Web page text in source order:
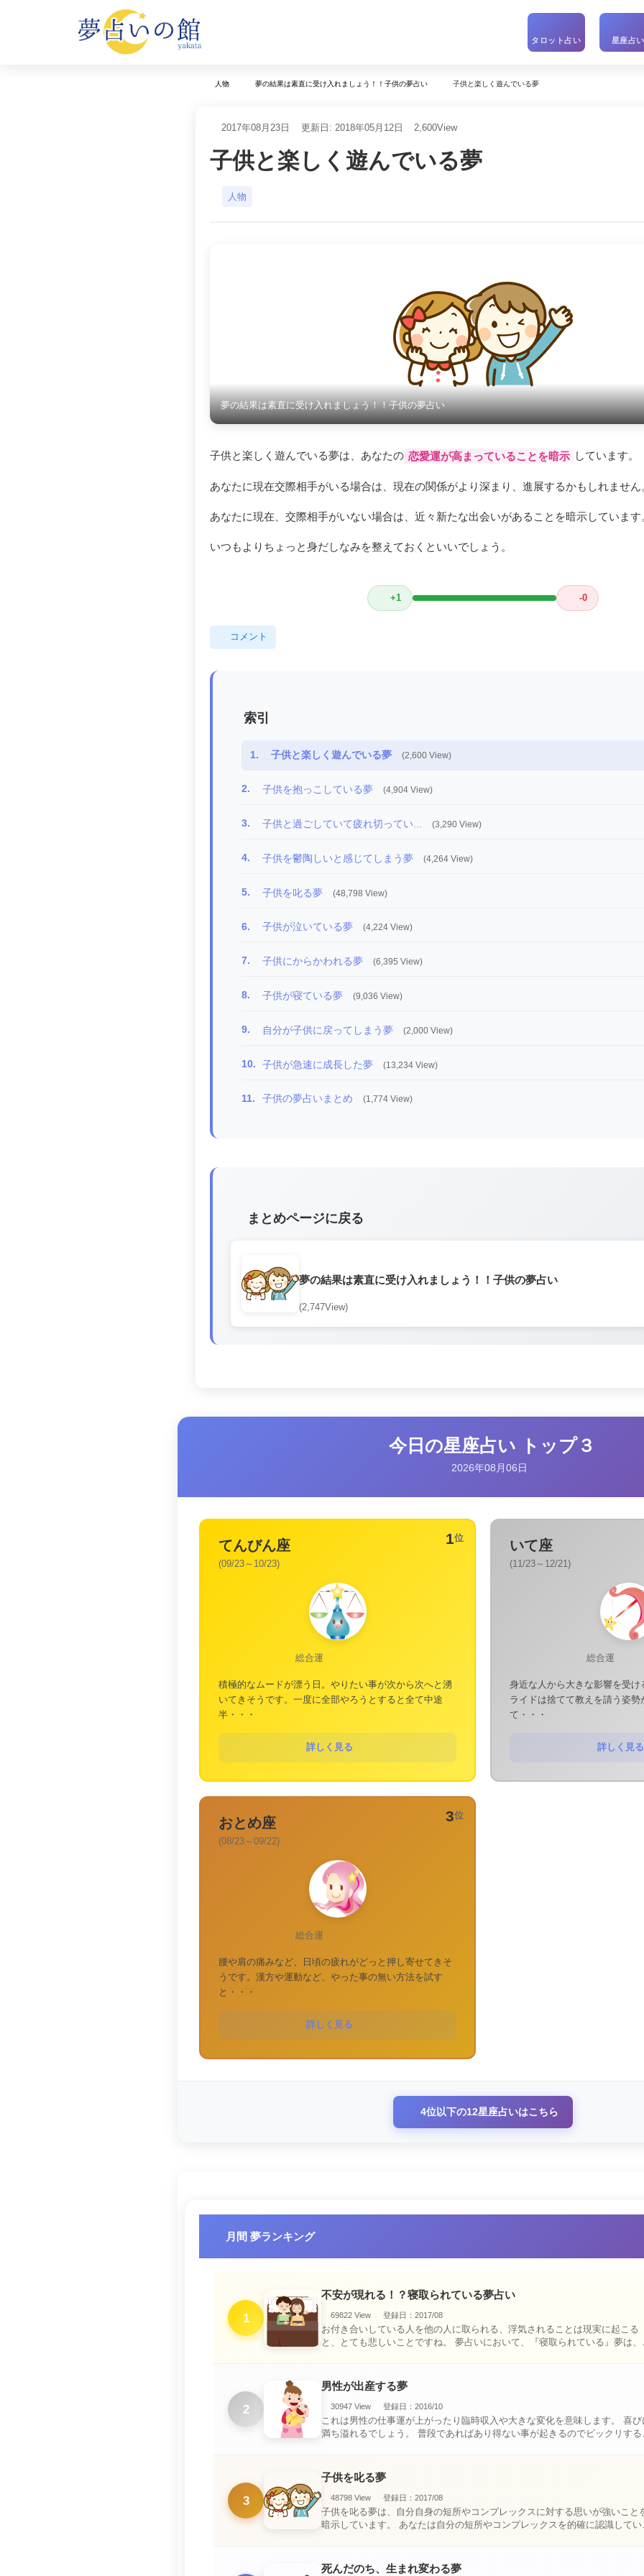
タロット占い 星座占い
人物 夢の結果は素直に受け入れましょう！！子供の夢占い 子供と楽しく遊んでいる夢
2017年08月23日 更新日: 2018年05月12日 2,600View
子供と楽しく遊んでいる夢
人物
夢の結果は素直に受け入れましょう！！子供の夢占い
子供と楽しく遊んでいる夢は、あなたの 恋愛運が高まっていることを暗示 しています。
あなたに現在交際相手がいる場合は、現在の関係がより深まり、進展するかもしれません
あなたに現在、交際相手がいない場合は、近々新たな出会いがあることを暗示しています
いつもよりちょっと身だしなみを整えておくといいでしょう。
+1 -0
コメント
索引
1. 子供と楽しく遊んでいる夢 (2,600 View)
2. 子供を抱っこしている夢 (4,904 View)
3. 子供と過ごしていて疲れ切ってい... (3,290 View)
4. 子供を鬱陶しいと感じてしまう夢 (4,264 View)
5. 子供を叱る夢 (48,798 View)
6. 子供が泣いている夢 (4,224 View)
7. 子供にからかわれる夢 (6,395 View)
8. 子供が寝ている夢 (9,036 View)
9. 自分が子供に戻ってしまう夢 (2,000 View)
10. 子供が急速に成長した夢 (13,234 View)
11. 子供の夢占いまとめ (1,774 View)
まとめページに戻る
夢の結果は素直に受け入れましょう！！子供の夢占い
(2,747View)
今日の星座占い トップ３
2026年08月06日
1位
てんびん座
(09/23～10/23)
総合運
積極的なムードが漂う日。やりたい事が次から次へと湧
いてきそうです。一度に全部やろうとすると全て中途
半・・・
詳しく見る
いて座
(11/23～12/21)
総合運
身近な人から大きな影響を受
ライドは捨てて教えを請う姿
て・・・
詳しく見る
3位
おとめ座
(08/23～09/22)
総合運
腰や肩の痛みなど、日頃の疲れがどっと押し寄せてきそ
うです。漢方や運動など、やった事の無い方法を試す
と・・・
詳しく見る
4位以下の12星座占いはこちら
月間 夢ランキング
1
不安が現れる！？寝取られている夢占い
69822 View 登録日：2017/08
お付き合いしている人を他の人に取られる、浮気されることは現実に起こる
と、とても悲しいことですね。 夢占いにおいて、『寝取られている』夢は、現
2
男性が出産する夢
30947 View 登録日：2016/10
これは男性の仕事運が上がったり臨時収入や大きな変化を意味します。 喜びに
満ち溢れるでしょう。 普段であればあり得ない事が起きるのでビックリするで
3
子供を叱る夢
48798 View 登録日：2017/08
子供を叱る夢は、自分自身の短所やコンプレックスに対する思いが強いこと
暗示しています。 あなたは自分の短所やコンプレックスを的確に認識してい
死んだのち、生まれ変わる夢